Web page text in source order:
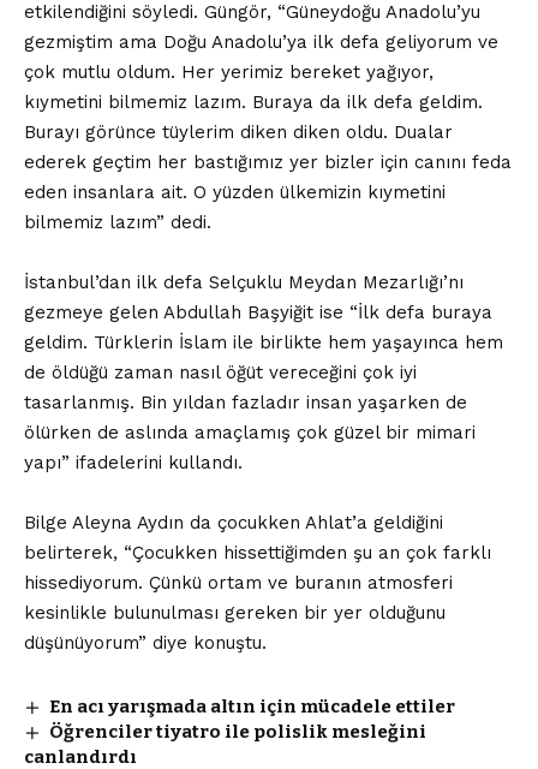
etkilendiğini söyledi. Güngör, “Güneydoğu Anadolu’yu
gezmiştim ama Doğu Anadolu’ya ilk defa geliyorum ve
çok mutlu oldum. Her yerimiz bereket yağıyor,
kıymetini bilmemiz lazım. Buraya da ilk defa geldim.
Burayı görünce tüylerim diken diken oldu. Dualar
ederek geçtim her bastığımız yer bizler için canını feda
eden insanlara ait. O yüzden ülkemizin kıymetini
bilmemiz lazım” dedi.
İstanbul’dan ilk defa Selçuklu Meydan Mezarlığı’nı
gezmeye gelen Abdullah Başyiğit ise “İlk defa buraya
geldim. Türklerin İslam ile birlikte hem yaşayınca hem
de öldüğü zaman nasıl öğüt vereceğini çok iyi
tasarlanmış. Bin yıldan fazladır insan yaşarken de
ölürken de aslında amaçlamış çok güzel bir mimari
yapı” ifadelerini kullandı.
Bilge Aleyna Aydın da çocukken Ahlat’a geldiğini
belirterek, “Çocukken hissettiğimden şu an çok farklı
hissediyorum. Çünkü ortam ve buranın atmosferi
kesinlikle bulunulması gereken bir yer olduğunu
düşünüyorum” diye konuştu.
En acı yarışmada altın için mücadele ettiler
Öğrenciler tiyatro ile polislik mesleğini
canlandırdı